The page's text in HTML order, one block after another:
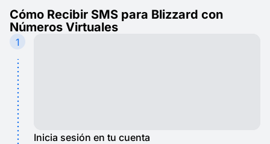
Cómo Recibir SMS para Blizzard con
Números Virtuales
1
Inicia sesión en tu cuenta